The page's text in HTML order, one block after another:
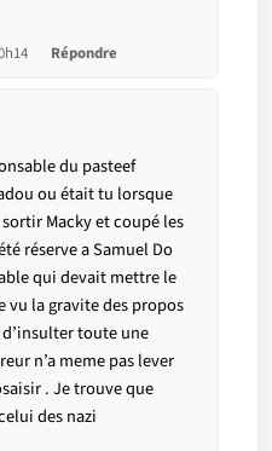
Répondre
du pasteef
ou était tu lorsque
Macky et coupé les
réserve a Samuel Do
qui devait mettre le
vu la gravite des propos
d’insulter toute une
n’a meme pas lever
. Je trouve que
des nazi